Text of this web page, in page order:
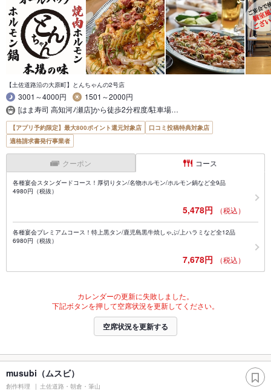
【土佐道路沿の大原町】とんちゃんの2号店
3001～4000円
1501～2000円
[はま寿司 高知河ﾉ瀬店]から徒歩2分程度/駐車場…
【アプリ予約限定】最大800ポイント還元対象店
口コミ投稿特典対象店
適格請求書発行事業者
クーポン コース
各種宴会スタンダードコース！厚切りタン/名物ホルモン/ホルモン鍋など全9品
4980円（税抜）
5,478円 （税込）
各種宴会プレミアムコース！特上黒タン/鹿児島黒牛焼しゃぶ/上ハラミなど全12品
6980円（税抜）
7,678円 （税込）
カレンダーの更新に失敗しました。
下記ボタンを押して空席状況を更新してください。
空席状況を更新する
musubi（ムスビ）
創作料理 土佐道路・朝倉・筆山